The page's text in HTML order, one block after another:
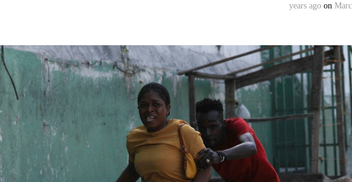
أنّه بدأ مناورة للتحقّق من درجة استعداد قاذفات الأسلحة النووية
نووية وستكون «متزامنة» مع التدريبات الروسية، لافتاً إلى أنّ مناورة
الخصوص، أنظمة «إسكندر» الصاروخية وطائرات «سو 25».
أركان القوات المسلّحة البيلاروسية الجنرال فيكتور غوليفيتش إلى أنّه «في
إعادة نشر جزء من القوات ووسائل الطيران في مطار احتياطي»، لافتاً إلى أنّه
هذه، سنستعرض المسائل المتعلّقة بالاستعدادات لاستخدام الأسلحة النووية
الأمن شبكة من العملاء التابعين لجهاز الأمن الفدرالي الروسي «كانوا
on